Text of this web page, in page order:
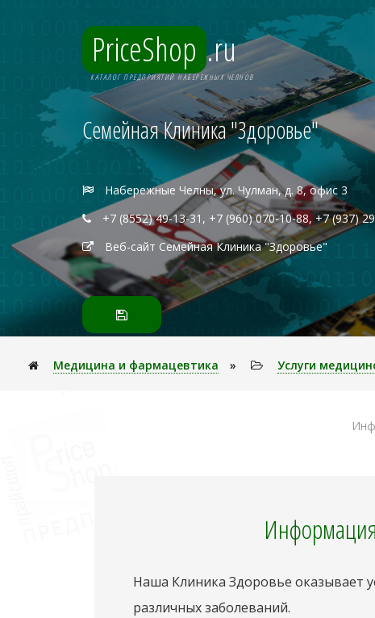
PriceShop .ru
КАТАЛОГ ПРЕДПРИЯТИЙ НАБЕРЕЖНЫХ ЧЕЛНОВ
Семейная Клиника "Здоровье"
Набережные Челны, ул. Чулман, д. 8, офис 3
+7 (8552) 49-13-31, +7 (960) 070-10-88, +7 (937)
Веб-сайт Семейная Клиника "Здоровье"
Медицина и фармацевтика » Услуги
Наша Клиника Здоровье оказывает
различных заболеваний.